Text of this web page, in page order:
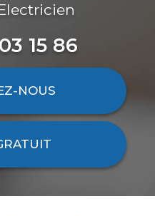
15 86
NOUS